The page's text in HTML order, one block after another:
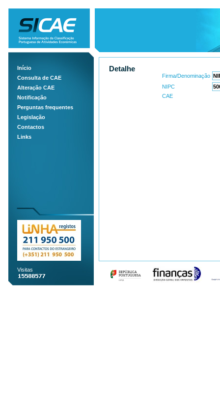
Início
Consulta de CAE
Alteração CAE
Notificação
Perguntas frequentes
Legislação
Contactos
Links
Visitas
Detalhe
Firma/Denominação
NIPC
CAE